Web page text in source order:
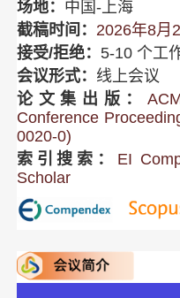
场地： 中国-上海
截稿时间： 2026年8月
接受/拒绝： 5-10 个工
会议形式： 线上会议
论文集出版：
Conference
0020-0)
索引搜索： EI
Scholar